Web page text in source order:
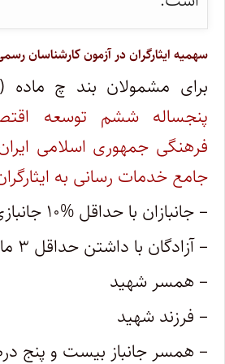
سهمیه ایثارگران در آزمون کارشناسان رسمی
برای مشمولان بند چ مادە (۸۸)
پنجساله ششم توسعه
فرهنگی جمهوری اسلامی
جامع خدمات رسانی به
– جانبازان با حداقل %۱۰ جانبازی
– آزادگان با داشتن حداقل ۳ ماه سابقه اسارت
– همسر شهید
– فرزند شهید
– همسر جانباز بیست و پنج